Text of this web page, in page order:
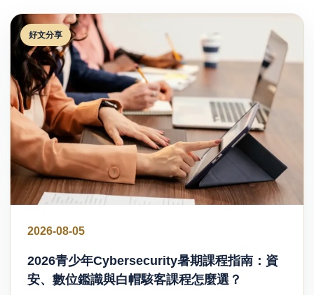
好文分享
2026-08-05
2026青少年Cybersecurity暑期課程指南：資
安、數位鑑識與白帽駭客課程怎麼選？